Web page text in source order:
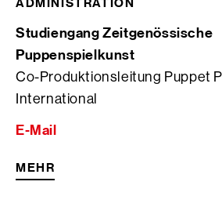
Studiengang Zeitgenössische
Puppenspielkunst
Co-Produktionsleitung Puppet
International
E-Mail
MEHR